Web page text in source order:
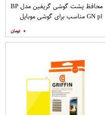
محافظ پشت گوشی گریفین مدل BP
GN pl مناسب برای گوشی موبایل
۰